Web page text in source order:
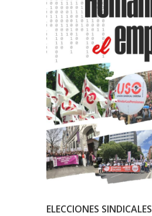
ELECCIONES SINDICALES